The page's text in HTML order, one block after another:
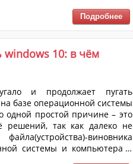
правок. Но мало кто
посредс...
windows 10: в чём
и продолжает пугать
базе операционной системы
одной простой причине – это
решений, так как далеко не
виновника
системы и компьютера в